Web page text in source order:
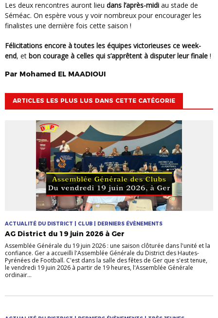
Les deux rencontres auront lieu dans l’après-midi au stade de
Séméac. On espère vous y voir nombreux pour encourager les
finalistes une dernière fois cette saison !
Félicitations encore à toutes les équipes victorieuses ce week-
end, et bon courage à celles qui s’apprêtent à disputer leur finale !
Par Mohamed EL MAADIOUI
ARTICLES LES PLUS LUS DANS CETTE CATÉGORIE
ACTUALITÉ DU DISTRICT | CLUB | DERNIERS ÉVÈNEMENTS
AG District du 19 juin 2026 à Ger
Assemblée Générale du 19 juin 2026 : une saison clôturée dans l'unité et la
confiance. Ger a accueilli l'Assemblée Générale du District des Hautes-
Pyrénées de Football. C'est dans la salle des fêtes de Ger que s'est tenue,
le vendredi 19 juin 2026 à partir de 19 heures, l'Assemblée Générale
ordinair...